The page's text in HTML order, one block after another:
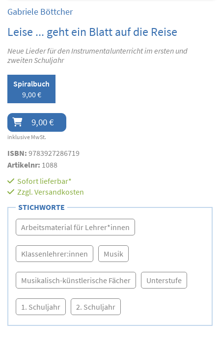
Gabriele Böttcher
Leise ... geht ein Blatt auf die Reise
Neue Lieder für den Instrumentalunterricht im ersten und
zweiten Schuljahr
Spiralbuch
9,00 €
9,00 €
inklusive MwSt.
ISBN: 9783927286719
Artikelnr: 1088
Sofort lieferbar*
Zzgl. Versandkosten
STICHWORTE
Arbeitsmaterial für Lehrer*innen
Klassenlehrer:innen Musik
Musikalisch-künstlerische Fächer Unterstufe
1. Schuljahr 2. Schuljahr